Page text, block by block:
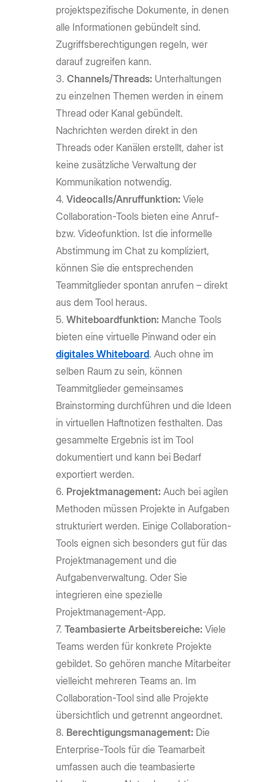
projektspezifische Dokumente, in denen
alle Informationen gebündelt sind.
Zugriffsberechtigungen regeln, wer
darauf zugreifen kann.
Channels/Threads: Unterhaltungen
zu einzelnen Themen werden in einem
Thread oder Kanal gebündelt.
Nachrichten werden direkt in den
Threads oder Kanälen erstellt, daher ist
keine zusätzliche Verwaltung der
Kommunikation notwendig.
Videocalls/Anruffunktion: Viele
Collaboration-Tools bieten eine Anruf-
bzw. Videofunktion. Ist die informelle
Abstimmung im Chat zu kompliziert,
können Sie die entsprechenden
Teammitglieder spontan anrufen – direkt
aus dem Tool heraus.
Whiteboardfunktion: Manche Tools
bieten eine virtuelle Pinwand oder ein
digitales Whiteboard. Auch ohne im
selben Raum zu sein, können
Teammitglieder gemeinsames
Brainstorming durchführen und die Ideen
in virtuellen Haftnotizen festhalten. Das
gesammelte Ergebnis ist im Tool
dokumentiert und kann bei Bedarf
exportiert werden.
Projektmanagement: Auch bei agilen
Methoden müssen Projekte in Aufgaben
strukturiert werden. Einige Collaboration-
Tools eignen sich besonders gut für das
Projektmanagement und die
Aufgabenverwaltung. Oder Sie
integrieren eine spezielle
Projektmanagement-App.
Teambasierte Arbeitsbereiche: Viele
Teams werden für konkrete Projekte
gebildet. So gehören manche Mitarbeiter
vielleicht mehreren Teams an. Im
Collaboration-Tool sind alle Projekte
übersichtlich und getrennt angeordnet.
Berechtigungsmanagement: Die
Enterprise-Tools für die Teamarbeit
umfassen auch die teambasierte